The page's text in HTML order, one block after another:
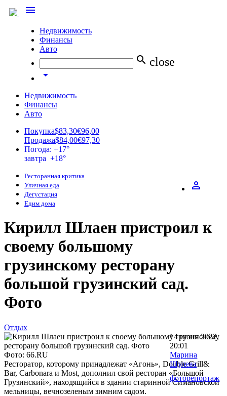
menu
Недвижимость
Финансы
Авто
search close
arrow_drop_down
Недвижимость
Финансы
Авто
Покупка$83,30€96,00
Продажа$84,00€97,30
Погода: +17°
завтра +18°
perm_identity
Ресторанная критика
Уличная еда
Дегустация
Едим дома
Кирилл Шлаен пристроил к
своему большому
грузинскому ресторану
большой грузинский сад.
Фото
Отдых
14 июня 2022,
20:01
Марина
Шулева
фоторепортаж
Фото: 66.RU
Ресторатор, которому принадлежат «Агонь», Double Grill&
Bar, Carbonara и Most, дополнил свой ресторан «Большой
Грузинский», находящийся в здании старинной Симановской
мельницы, вечнозеленым зимним садом.